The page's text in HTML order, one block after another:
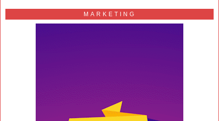
MARKETING